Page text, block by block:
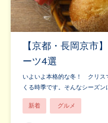
【京都・長岡京市
ーツ4選
いよいよ本格的な冬！ クリス
くる時季です。そんなシーズ
新着 グルメ